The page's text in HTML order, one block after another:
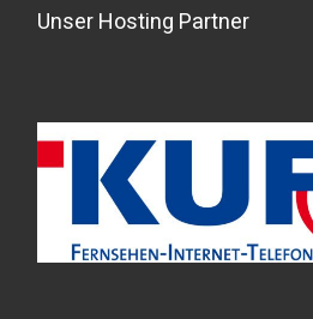
Unser Hosting Partner